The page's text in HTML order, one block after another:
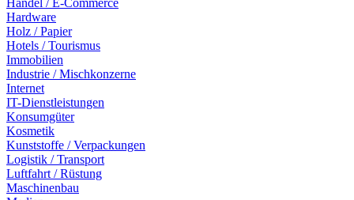
Handel / E-Commerce
Hardware
Holz / Papier
Hotels / Tourismus
Immobilien
Industrie / Mischkonzerne
Internet
IT-Dienstleistungen
Konsumgüter
Kosmetik
Kunststoffe / Verpackungen
Logistik / Transport
Luftfahrt / Rüstung
Maschinenbau